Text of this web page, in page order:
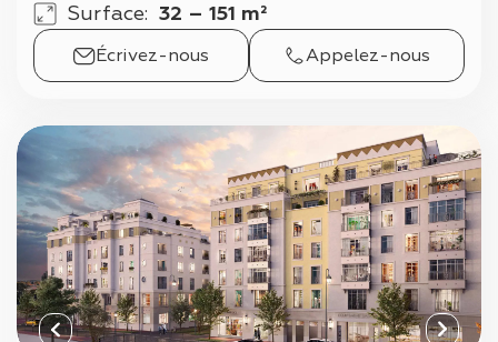
Surface: 32 – 151 m²
Écrivez-nous Appelez-nous